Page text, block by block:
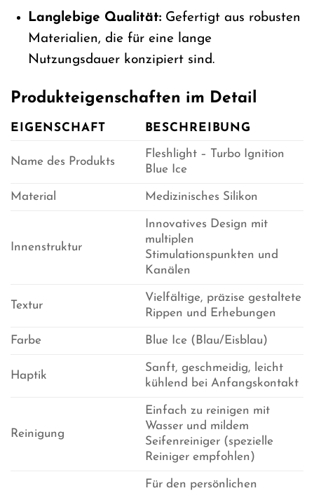
Langlebige Qualität:Gefertigt aus robusten
Materialien, die für eine lange
Nutzungsdauer konzipiert sind.
Produkteigenschaften im Detail
EIGENSCHAFT BESCHREIBUNG
Name des Produkts
Fleshlight – Turbo Ignition
Blue Ice
Material Medizinisches Silikon
Innenstruktur
Innovatives Design mit
multiplen
Stimulationspunkten und
Kanälen
Textur
Vielfältige, präzise gestaltete
Rippen und Erhebungen
Farbe Blue Ice (Blau/Eisblau)
Haptik
Sanft, geschmeidig, leicht
kühlend bei Anfangskontakt
Reinigung
Einfach zu reinigen mit
Wasser und mildem
Seifenreiniger (spezielle
Reiniger empfohlen)
Für den persönlichen